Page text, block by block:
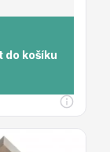
do košíku